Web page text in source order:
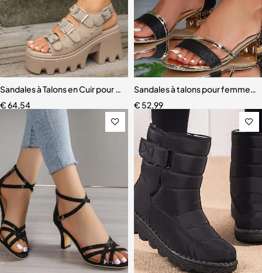
Sandales à Talons en Cuir pour Femme
€64,54
Sandales à talons pour
€ 52,99